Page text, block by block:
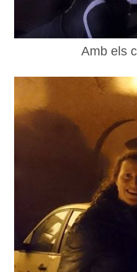
Amb els